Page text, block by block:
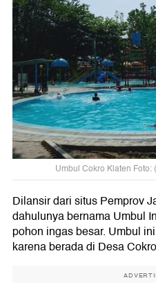
Umbul Cokro Klaten
Dilansir dari situs Pemprov
dahulunya bernama Umbul
pohon ingas besar. Umbul
karena berada di Desa